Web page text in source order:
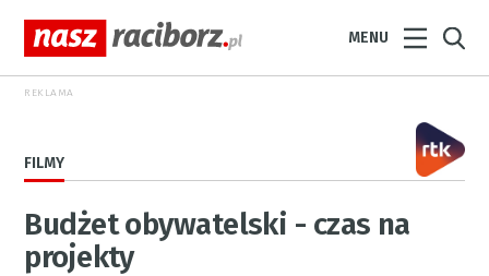
MENU
REKLAMA
FILMY
Budżet obywatelski - czas na
projekty